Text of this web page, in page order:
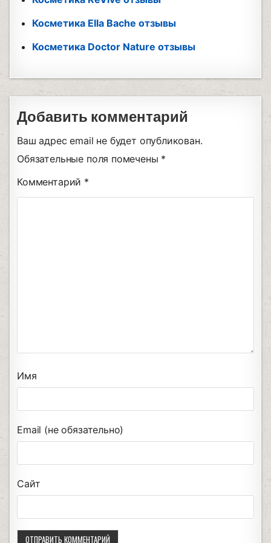
Косметика Ella Bache отзывы
Косметика Doctor Nature отзывы
Добавить комментарий
Ваш адрес email не будет опубликован.
Обязательные поля помечены *
Комментарий *
Имя
Email (не обязательно)
Сайт